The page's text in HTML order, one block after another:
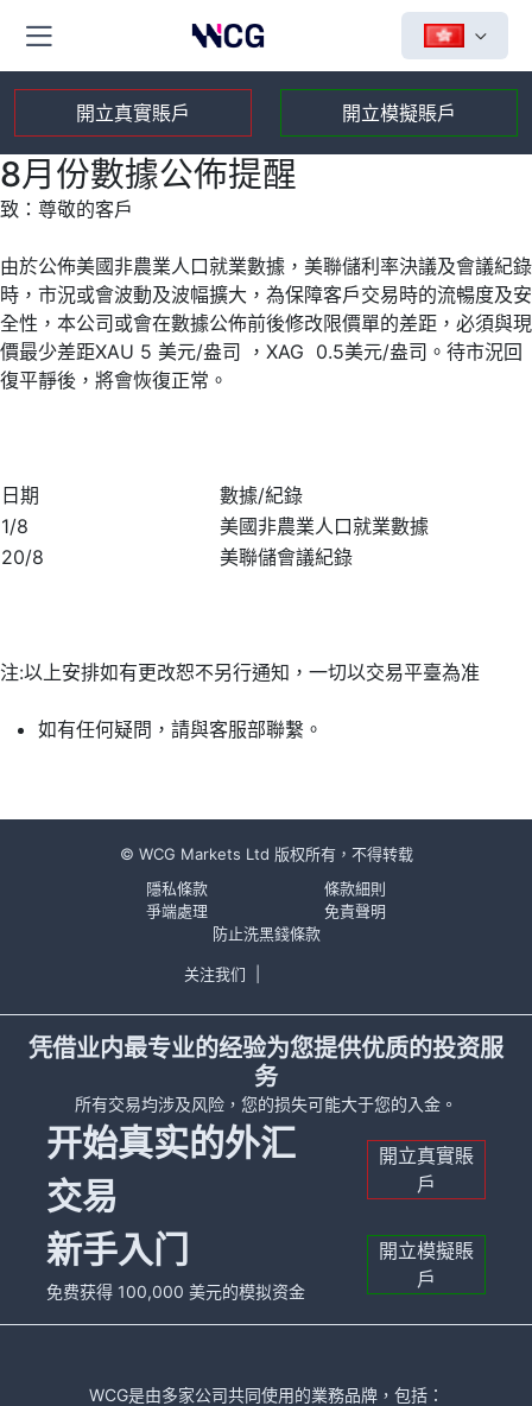
開立真實賬戶 開立模擬賬戶
8月份數據公佈提醒
致：尊敬的客戶
由於公佈美國非農業人口就業數據，美聯儲利率決議及會議紀錄
時，市況或會波動及波幅擴大，為保障客戶交易時的流暢度及安
全性，本公司或會在數據公佈前後修改限價單的差距，必須與現
價最少差距XAU 5 美元/盎司 ，XAG 0.5美元/盎司。待市況回
復平靜後，將會恢復正常。
日期
數據/紀錄
1/8
美國非農業人口就業數據
20/8
美聯儲會議紀錄
注:以上安排如有更改恕不另行通知，一切以交易平臺為准
如有任何疑問，請與客服部聯繫。
© WCG Markets Ltd 版权所有，不得转载
隱私條款
條款細則
爭端處理
免責聲明
防止洗黑錢條款
关注我们
凭借业内最专业的经验为您提供优质的投资服
务
所有交易均涉及风险，您的损失可能大于您的入金。
开始真实的外汇
交易
開立真實賬
戶
新手入门
免费获得 100,000 美元的模拟资金
開立模擬賬
戶
WCG是由多家公司共同使用的業務品牌，包括：